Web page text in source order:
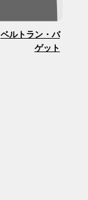
ベルトラン・バ
ゲット